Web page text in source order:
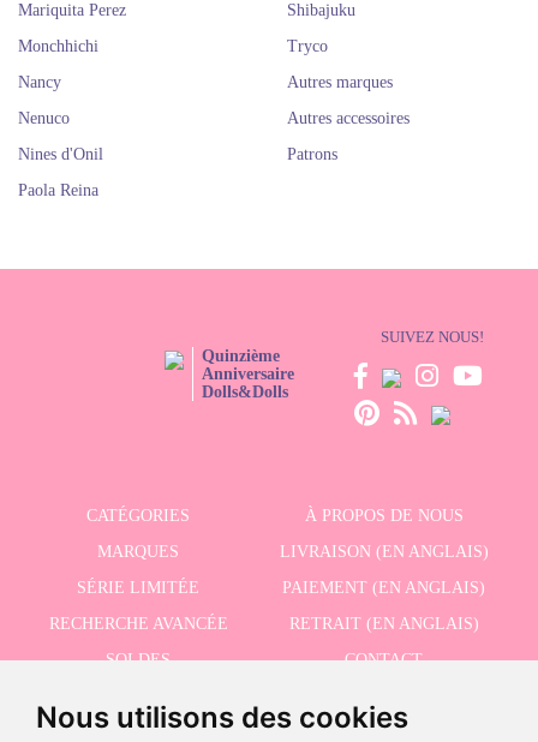
Nous utilisons des cookies
Mariquita Perez
Monchhichi
Nancy
Nenuco
Nines d'Onil
Paola Reina
Shibajuku
Tryco
Autres marques
Autres accessoires
Patrons
Quinzième
Anniversaire
Dolls&Dolls
SUIVEZ NOUS!
CATÉGORIES
À PROPOS DE NOUS
MARQUES
LIVRAISON (EN ANGLAIS)
SÉRIE LIMITÉE
PAIEMENT (EN ANGLAIS)
RECHERCHE AVANCÉE
RETRAIT (EN ANGLAIS)
SOLDES
CONTACT